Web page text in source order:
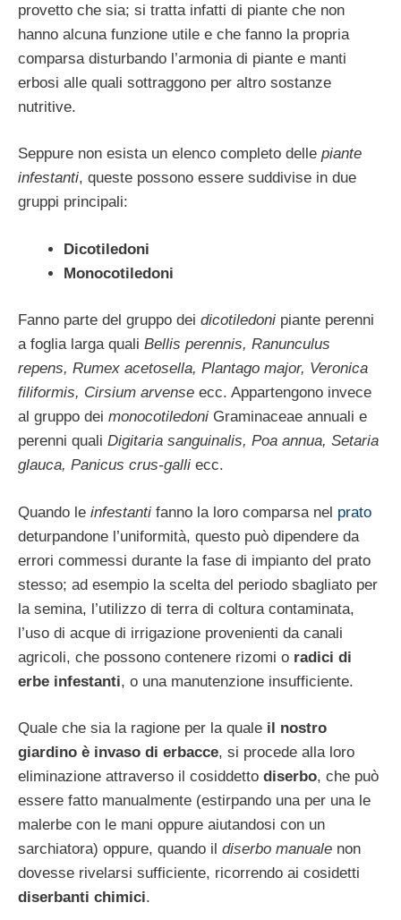
provetto che sia; si tratta infatti di piante che non
hanno alcuna funzione utile e che fanno la propria
comparsa disturbando l’armonia di piante e manti
erbosi alle quali sottraggono per altro sostanze
nutritive.
Seppure non esista un elenco completo delle piante
infestanti, queste possono essere suddivise in due
gruppi principali:
Dicotiledoni
Monocotiledoni
Fanno parte del gruppo dei dicotiledoni piante perenni
a foglia larga quali Bellis perennis, Ranunculus
repens, Rumex acetosella, Plantago major, Veronica
filiformis, Cirsium arvense ecc. Appartengono invece
al gruppo dei monocotiledoni Graminaceae annuali e
perenni quali Digitaria sanguinalis, Poa annua, Setaria
glauca, Panicus crus-galli ecc.
Quando le infestanti fanno la loro comparsa nel prato
deturpandone l’uniformità, questo può dipendere da
errori commessi durante la fase di impianto del prato
stesso; ad esempio la scelta del periodo sbagliato per
la semina, l’utilizzo di terra di coltura contaminata,
l’uso di acque di irrigazione provenienti da canali
agricoli, che possono contenere rizomi o radici di
erbe infestanti, o una manutenzione insufficiente.
Quale che sia la ragione per la quale il nostro
giardino è invaso di erbacce, si procede alla loro
eliminazione attraverso il cosiddetto diserbo, che può
essere fatto manualmente (estirpando una per una le
malerbe con le mani oppure aiutandosi con un
sarchiatora) oppure, quando il diserbo manuale non
dovesse rivelarsi sufficiente, ricorrendo ai cosidetti
diserbanti chimici.